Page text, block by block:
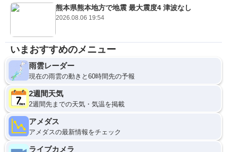
熊本県熊本地方で地震 最大震度4 津波なし
2026.08.06 19:54
いまおすすめのメニュー
雨雲レーダー
現在の雨雲の動きと60時間先の予報
2週間天気
2週間先までの天気・気温を掲載
アメダス
アメダスの最新情報をチェック
ライブカメラ